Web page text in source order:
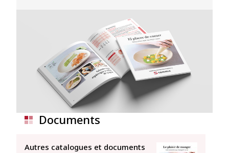
Documents
Autres catalogues et documents